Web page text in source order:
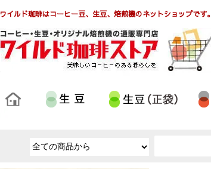
ワイルド珈琲はコーヒー豆、生豆、焙煎機のネットショップです。